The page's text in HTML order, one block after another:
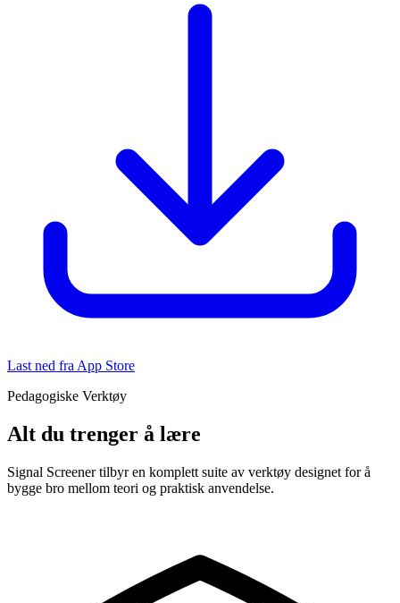
Last ned fra App Store
Pedagogiske Verktøy
Alt du trenger å lære
Signal Screener tilbyr en komplett suite av verktøy designet for å
bygge bro mellom teori og praktisk anvendelse.